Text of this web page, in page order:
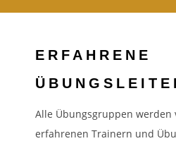
ERFAHRENE
Alle Übungsgruppen werden
erfahrenen Trainern und